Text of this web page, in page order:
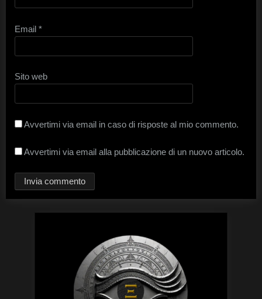
Email *
Sito web
Avvertimi via email in caso di risposte al mio commento.
Avvertimi via email alla pubblicazione di un nuovo articolo.